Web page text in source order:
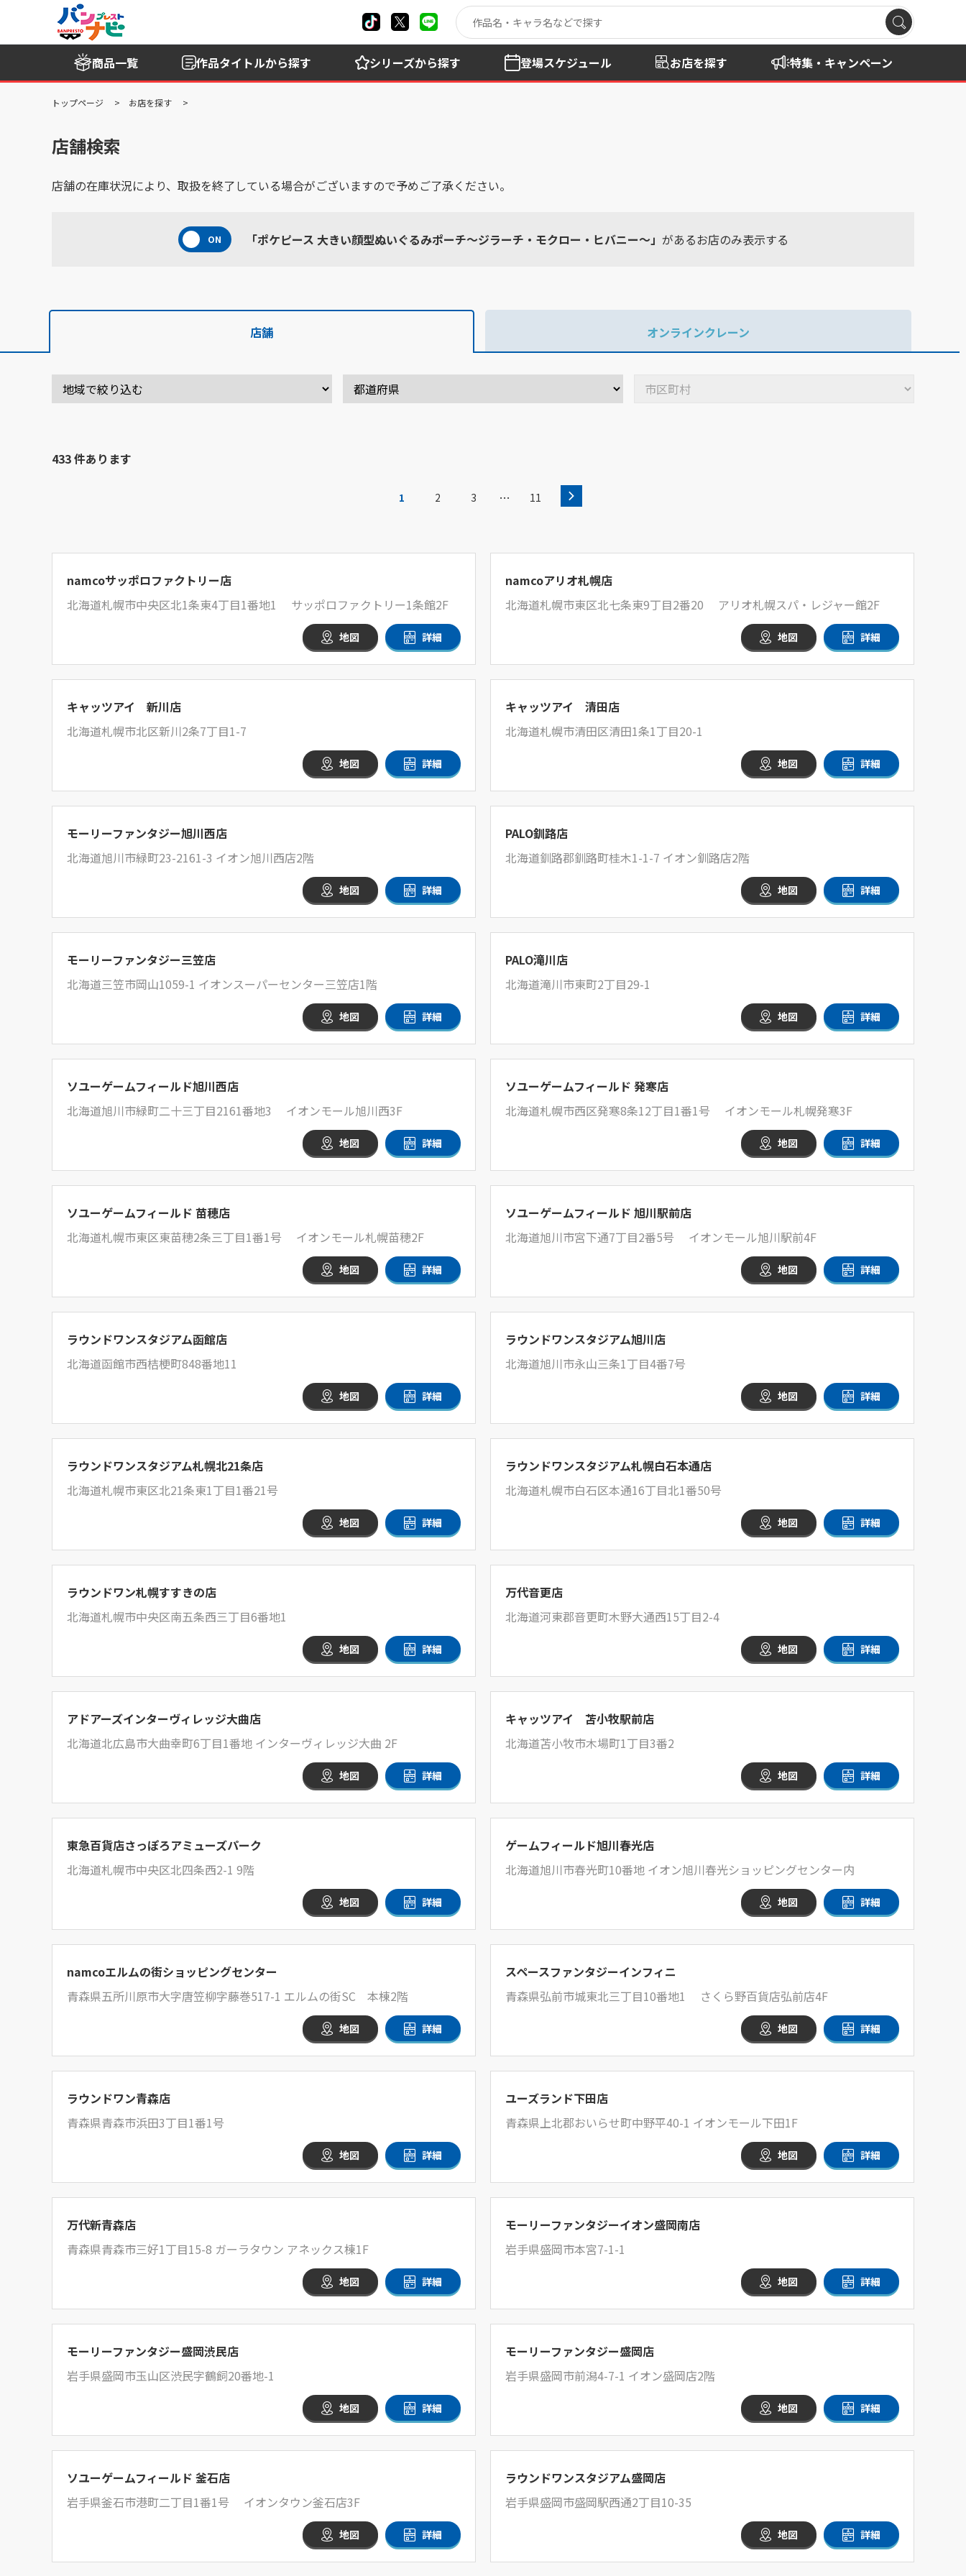
商品一覧 作品タイトルから探す シリーズから探す 登場スケジュール お店を探す 特集・キャンペーン
トップページ お店を探す
店舗検索
店舗の在庫状況により、取扱を終了している場合がございますので予めご了承ください。
「ポケピース 大きい顔型ぬいぐるみポーチ～ジラーチ・モクロー・ヒバニー～」 があるお店のみ表示する
店舗 オンラインクレーン
433 件あります
1 2 3 … 11
namcoサッポロファクトリー店
北海道札幌市中央区北1条東4丁目1番地1 サッポロファクトリー1条館2F
地図 詳細
namcoアリオ札幌店
北海道札幌市東区北七条東9丁目2番20 アリオ札幌スパ・レジャー館2F
地図 詳細
キャッツアイ 新川店
北海道札幌市北区新川2条7丁目1-7
地図 詳細
キャッツアイ 清田店
北海道札幌市清田区清田1条1丁目20-1
地図 詳細
モーリーファンタジー旭川西店
北海道旭川市緑町23-2161-3 イオン旭川西店2階
地図 詳細
PALO釧路店
北海道釧路郡釧路町桂木1-1-7 イオン釧路店2階
地図 詳細
モーリーファンタジー三笠店
北海道三笠市岡山1059-1 イオンスーパーセンター三笠店1階
地図 詳細
PALO滝川店
北海道滝川市東町2丁目29-1
地図 詳細
ソユーゲームフィールド旭川西店
北海道旭川市緑町二十三丁目2161番地3 イオンモール旭川西3F
地図 詳細
ソユーゲームフィールド 発寒店
北海道札幌市西区発寒8条12丁目1番1号 イオンモール札幌発寒3F
地図 詳細
ソユーゲームフィールド 苗穂店
北海道札幌市東区東苗穂2条三丁目1番1号 イオンモール札幌苗穂2F
地図 詳細
ソユーゲームフィールド 旭川駅前店
北海道旭川市宮下通7丁目2番5号 イオンモール旭川駅前4F
地図 詳細
ラウンドワンスタジアム函館店
北海道函館市西桔梗町848番地11
地図 詳細
ラウンドワンスタジアム旭川店
北海道旭川市永山三条1丁目4番7号
地図 詳細
ラウンドワンスタジアム札幌北21条店
北海道札幌市東区北21条東1丁目1番21号
地図 詳細
ラウンドワンスタジアム札幌白石本通店
北海道札幌市白石区本通16丁目北1番50号
地図 詳細
ラウンドワン札幌すすきの店
北海道札幌市中央区南五条西三丁目6番地1
地図 詳細
万代音更店
北海道河東郡音更町木野大通西15丁目2-4
地図 詳細
アドアーズインターヴィレッジ大曲店
北海道北広島市大曲幸町6丁目1番地 インターヴィレッジ大曲 2F
地図 詳細
キャッツアイ 苫小牧駅前店
北海道苫小牧市木場町1丁目3番2
地図 詳細
東急百貨店さっぽろアミューズパーク
北海道札幌市中央区北四条西2-1 9階
地図 詳細
ゲームフィールド旭川春光店
北海道旭川市春光町10番地 イオン旭川春光ショッピングセンター内
地図 詳細
namcoエルムの街ショッピングセンター
青森県五所川原市大字唐笠柳字藤巻517-1 エルムの街SC 本棟2階
地図 詳細
スペースファンタジーインフィニ
青森県弘前市城東北三丁目10番地1 さくら野百貨店弘前店4F
地図 詳細
ラウンドワン青森店
青森県青森市浜田3丁目1番1号
地図 詳細
ユーズランド下田店
青森県上北郡おいらせ町中野平40-1 イオンモール下田1F
地図 詳細
万代新青森店
青森県青森市三好1丁目15-8 ガーラタウン アネックス棟1F
地図 詳細
モーリーファンタジーイオン盛岡南店
岩手県盛岡市本宮7-1-1
地図 詳細
モーリーファンタジー盛岡渋民店
岩手県盛岡市玉山区渋民字鶴飼20番地-1
地図 詳細
モーリーファンタジー盛岡店
岩手県盛岡市前潟4-7-1 イオン盛岡店2階
地図 詳細
ソユーゲームフィールド 釜石店
岩手県釜石市港町二丁目1番1号 イオンタウン釜石店3F
地図 詳細
ラウンドワンスタジアム盛岡店
岩手県盛岡市盛岡駅西通2丁目10-35
地図 詳細